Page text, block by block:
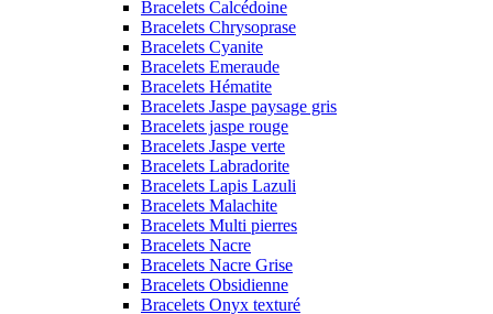
Bracelets Calcédoine
Bracelets Chrysoprase
Bracelets Cyanite
Bracelets Emeraude
Bracelets Hématite
Bracelets Jaspe paysage gris
Bracelets jaspe rouge
Bracelets Jaspe verte
Bracelets Labradorite
Bracelets Lapis Lazuli
Bracelets Malachite
Bracelets Multi pierres
Bracelets Nacre
Bracelets Nacre Grise
Bracelets Obsidienne
Bracelets Onyx texturé